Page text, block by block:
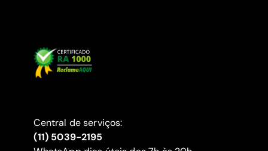
Central de serviços:
(11) 5039-2195